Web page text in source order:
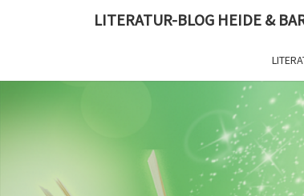
LITERATUR-BLOG HEIDE &